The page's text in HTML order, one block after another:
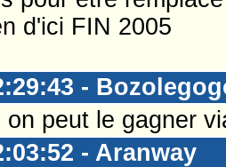
d'ici FIN 2005
-
peut le gagner
- Aranway